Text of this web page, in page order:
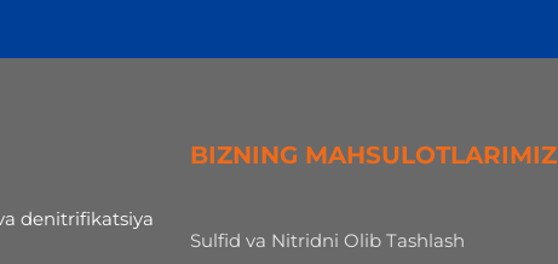
denitrifikatsiya
BIZNING MAHSULOTLARIMIZ
Sulfid va Nitridni Olib Tashlash